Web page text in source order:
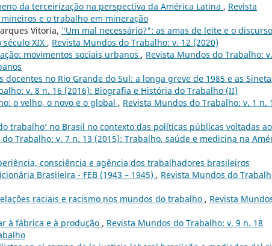
da terceirização na perspectiva da América Latina , Revista
e o trabalho em mineração
Vitoria, "Um mal necessário?": as amas de leite e o discurso
XIX , Revista Mundos do Trabalho: v. 12 (2020)
movimentos sociais urbanos , Revista Mundos do Trabalho:
docentes no Rio Grande do Sul: a longa greve de 1985 e as
v. 8 n. 16 (2016): Biografia e História do Trabalho (II)
o velho, o novo e o global , Revista Mundos do Trabalho: v. 1 n. 1
trabalho’ no Brasil no contexto das políticas públicas voltadas ao
Trabalho: v. 7 n. 13 (2015): Trabalho, saúde e medicina na
consciência e agência dos trabalhadores brasileiros
Brasileira - FEB (1943 – 1945) , Revista Mundos do
raciais e racismo nos mundos do trabalho , Revista
à fábrica e à produção , Revista Mundos do Trabalho: v. 9 n. 18